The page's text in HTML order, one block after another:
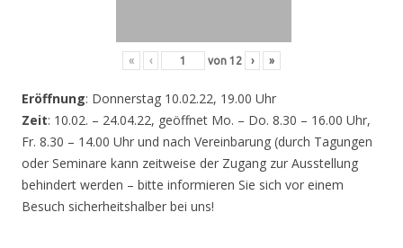
« ‹ von 12 › »
Eröffnung: Donnerstag 10.02.22, 19.00 Uhr
Zeit: 10.02. – 24.04.22, geöffnet Mo. – Do. 8.30 – 16.00 Uhr,
Fr. 8.30 – 14.00 Uhr und nach Vereinbarung (durch Tagungen
oder Seminare kann zeitweise der Zugang zur Ausstellung
behindert werden – bitte informieren Sie sich vor einem
Besuch sicherheitshalber bei uns!